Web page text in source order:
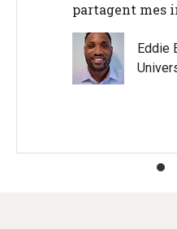
partagent mes
Eddie